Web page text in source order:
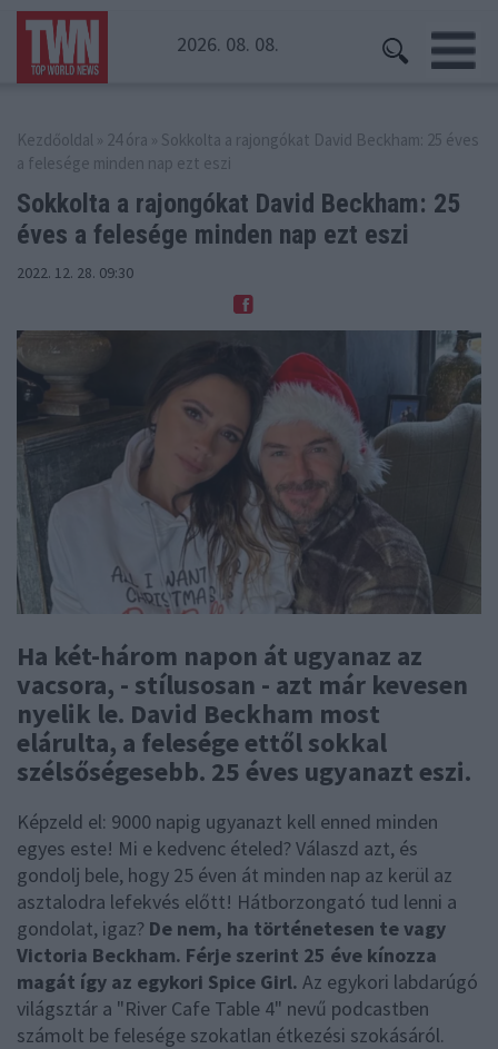
2026. 08. 08.
Kezdőoldal » 24 óra » Sokkolta a rajongókat David Beckham: 25 éves
a felesége minden nap ezt eszi
Sokkolta a rajongókat David Beckham: 25
éves a felesége minden nap ezt eszi
2022. 12. 28. 09:30
Ha két-három napon át ugyanaz az
vacsora, - stílusosan - azt már kevesen
nyelik le. David Beckham most
elárulta, a felesége ettől sokkal
szélsőségesebb. 25 éves ugyanazt eszi.
Képzeld el: 9000 napig ugyanazt kell enned minden
egyes este! Mi e kedvenc ételed? Válaszd azt, és
gondolj bele, hogy 25 éven át minden nap az kerül az
asztalodra lefekvés előtt! Hátborzongató tud lenni a
gondolat, igaz? De nem, ha történetesen te vagy
Victoria Beckham. Férje szerint 25 éve kínozza
magát így az egykori Spice Girl. Az egykori labdarúgó
világsztár a "River Cafe Table 4" nevű podcastben
számolt be felesége szokatlan étkezési szokásáról.